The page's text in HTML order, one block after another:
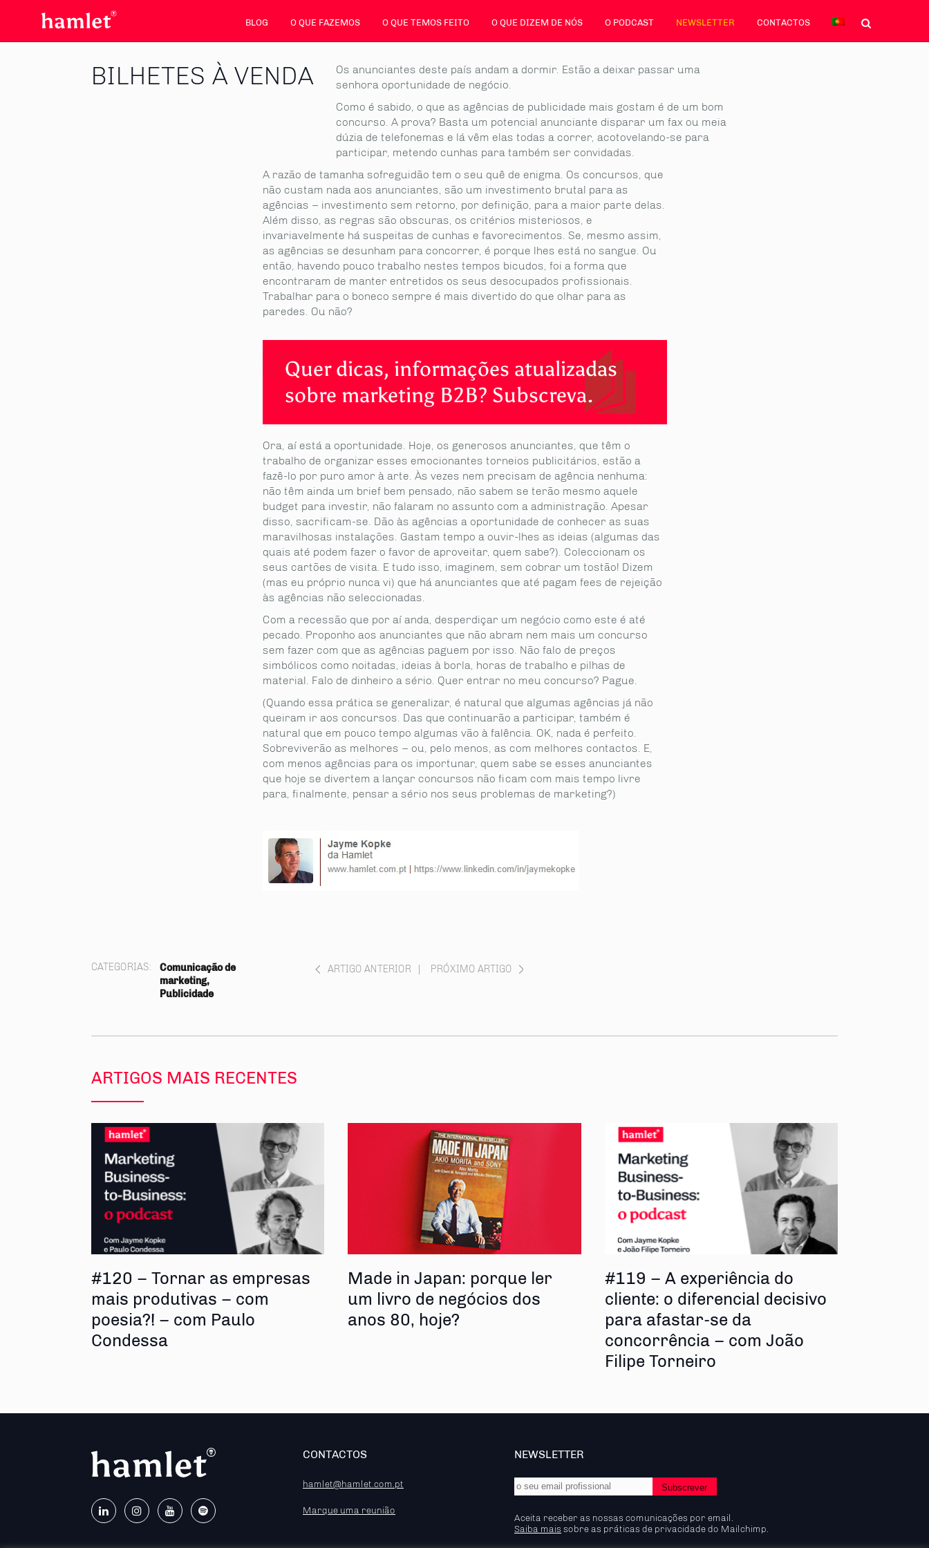
BLOG O QUE FAZEMOS O QUE TEMOS FEITO O QUE DIZEM DE NÓS O PODCAST NEWSLETTER CONTACTOS
BILHETES À VENDA
Os anunciantes deste país andam a dormir. Estão a deixar passar uma
senhora oportunidade de negócio.
Como é sabido, o que as agências de publicidade mais gostam é de um bom
concurso. A prova? Basta um potencial anunciante disparar um fax ou meia
dúzia de telefonemas e lá vêm elas todas a correr, acotovelando-se para
participar, metendo cunhas para também ser convidadas.
A razão de tamanha sofreguidão tem o seu quê de enigma. Os concursos, que
não custam nada aos anunciantes, são um investimento brutal para as
agências – investimento sem retorno, por definição, para a maior parte delas.
Além disso, as regras são obscuras, os critérios misteriosos, e
invariavelmente há suspeitas de cunhas e favorecimentos. Se, mesmo assim,
as agências se desunham para concorrer, é porque lhes está no sangue. Ou
então, havendo pouco trabalho nestes tempos bicudos, foi a forma que
encontraram de manter entretidos os seus desocupados profissionais.
Trabalhar para o boneco sempre é mais divertido do que olhar para as
paredes. Ou não?
Quer dicas, informações atualizadas
sobre marketing B2B? Subscreva.
Ora, aí está a oportunidade. Hoje, os generosos anunciantes, que têm o
trabalho de organizar esses emocionantes torneios publicitários, estão a
fazê-lo por puro amor à arte. Às vezes nem precisam de agência nenhuma:
não têm ainda um brief bem pensado, não sabem se terão mesmo aquele
budget para investir, não falaram no assunto com a administração. Apesar
disso, sacrificam-se. Dão às agências a oportunidade de conhecer as suas
maravilhosas instalações. Gastam tempo a ouvir-lhes as ideias (algumas das
quais até podem fazer o favor de aproveitar, quem sabe?). Coleccionam os
seus cartões de visita. E tudo isso, imaginem, sem cobrar um tostão! Dizem
(mas eu próprio nunca vi) que há anunciantes que até pagam fees de rejeição
às agências não seleccionadas.
Com a recessão que por aí anda, desperdiçar um negócio como este é até
pecado. Proponho aos anunciantes que não abram nem mais um concurso
sem fazer com que as agências paguem por isso. Não falo de preços
simbólicos como noitadas, ideias à borla, horas de trabalho e pilhas de
material. Falo de dinheiro a sério. Quer entrar no meu concurso? Pague.
(Quando essa prática se generalizar, é natural que algumas agências já não
queiram ir aos concursos. Das que continuarão a participar, também é
natural que em pouco tempo algumas vão à falência. OK, nada é perfeito.
Sobreviverão as melhores – ou, pelo menos, as com melhores contactos. E,
com menos agências para os importunar, quem sabe se esses anunciantes
que hoje se divertem a lançar concursos não ficam com mais tempo livre
para, finalmente, pensar a sério nos seus problemas de marketing?)
CATEGORIAS:
Comunicação de
marketing,
Publicidade
ARTIGO ANTERIOR PRÓXIMO ARTIGO
ARTIGOS MAIS RECENTES
#120 – Tornar as empresas
mais produtivas – com
poesia?! – com Paulo
Condessa
Made in Japan: porque ler
um livro de negócios dos
anos 80, hoje?
#119 – A experiência do
cliente: o diferencial decisivo
para afastar-se da
concorrência – com João
Filipe Torneiro
CONTACTOS
hamlet@hamlet.com.pt
Marque uma reunião
NEWSLETTER
Aceita receber as nossas comunicações por email.
Saiba mais sobre as práticas de privacidade do Mailchimp.